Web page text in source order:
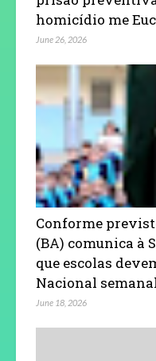
homicídio me
June 26, 2026
Conforme
(BA) comunica à
que escolas
Nacional
June 18, 2026